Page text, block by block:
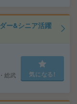
ー&シニア活躍
総武
気になる!